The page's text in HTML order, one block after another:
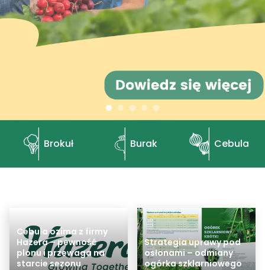
Brokuł Burak Cebula
Cebula ozima z firmy
Hazera – pewność
plonu i przewaga na
starcie sezonu
Strategia uprawy pod
osłonami – odmiany
ogórka szklarniowego